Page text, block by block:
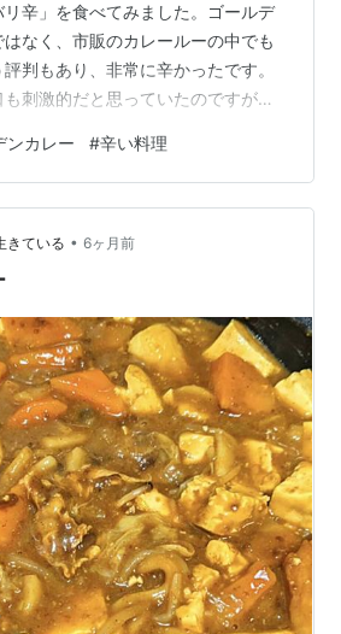
辛」を食べてみました。ゴールデ
なく、市販のカレールーの中でも
判もあり、非常に辛かったです。
刺激的だと思っていたのですが、
いないのでネット購入とはなりま
ーに出会えたのはうれしいことで
評判のジャワのスパイシーブレン
で、いずれはそちらにも手を出す
のカレールーでここまで辛口が存在
ンカレー #辛い料理
きている • 6ヶ月前